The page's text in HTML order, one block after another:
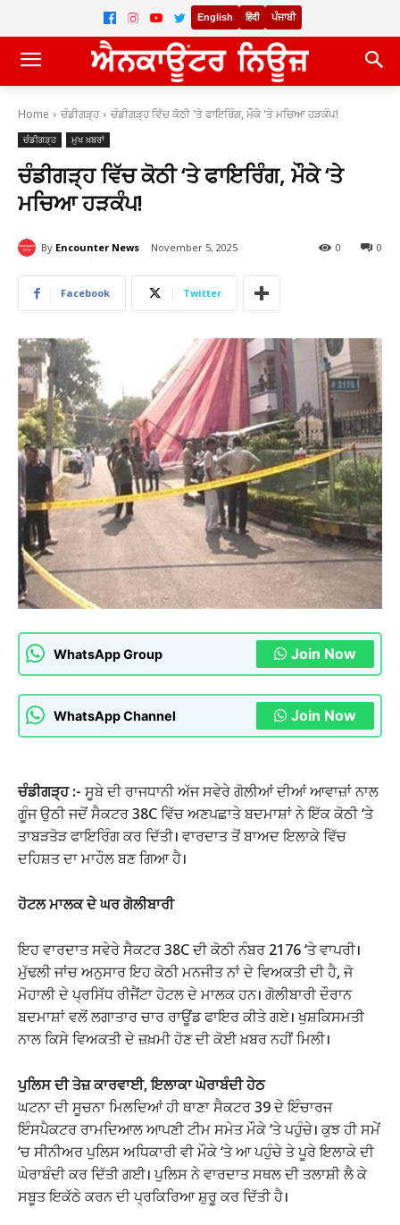
English हिंदी ਪੰਜਾਬੀ
Home ਚੰਡੀਗੜ੍ਹ ਚੰਡੀਗੜ੍ਹ ਵਿੱਚ ਕੋਠੀ 'ਤੇ ਫਾਇਰਿੰਗ, ਮੌਕੇ 'ਤੇ ਮਚਿਆ ਹੜਕੰਪ!
ਚੰਡੀਗੜ੍ਹ ਮੁਖ ਖ਼ਬਰਾਂ
ਚੰਡੀਗੜ੍ਹ ਵਿੱਚ ਕੋਠੀ ‘ਤੇ ਫਾਇਰਿੰਗ, ਮੌਕੇ ‘ਤੇ
ਮਚਿਆ ਹੜਕੰਪ!
By Encounter News November 5, 2025 0
0
Facebook Twitter
WhatsApp Group Join Now
WhatsApp Channel Join Now
ਚੰਡੀਗੜ੍ਹ :- ਸੂਬੇ ਦੀ ਰਾਜਧਾਨੀ ਅੱਜ ਸਵੇਰੇ ਗੋਲੀਆਂ ਦੀਆਂ ਆਵਾਜ਼ਾਂ ਨਾਲ
ਗੂੰਜ ਉਠੀ ਜਦੋਂ ਸੈਕਟਰ 38C ਵਿੱਚ ਅਣਪਛਾਤੇ ਬਦਮਾਸ਼ਾਂ ਨੇ ਇੱਕ ਕੋਠੀ ‘ਤੇ
ਤਾਬੜਤੋੜ ਫਾਇਰਿੰਗ ਕਰ ਦਿੱਤੀ। ਵਾਰਦਾਤ ਤੋਂ ਬਾਅਦ ਇਲਾਕੇ ਵਿੱਚ
ਦਹਿਸ਼ਤ ਦਾ ਮਾਹੌਲ ਬਣ ਗਿਆ ਹੈ।
ਹੋਟਲ ਮਾਲਕ ਦੇ ਘਰ ਗੋਲੀਬਾਰੀ
ਇਹ ਵਾਰਦਾਤ ਸਵੇਰੇ ਸੈਕਟਰ 38C ਦੀ ਕੋਠੀ ਨੰਬਰ 2176 ‘ਤੇ ਵਾਪਰੀ।
ਮੁੱਢਲੀ ਜਾਂਚ ਅਨੁਸਾਰ ਇਹ ਕੋਠੀ ਮਨਜੀਤ ਨਾਂ ਦੇ ਵਿਅਕਤੀ ਦੀ ਹੈ, ਜੋ
ਮੋਹਾਲੀ ਦੇ ਪ੍ਰਸਿੱਧ ਰੀਜੈਂਟਾ ਹੋਟਲ ਦੇ ਮਾਲਕ ਹਨ। ਗੋਲੀਬਾਰੀ ਦੌਰਾਨ
ਬਦਮਾਸ਼ਾਂ ਵਲੋਂ ਲਗਾਤਾਰ ਚਾਰ ਰਾਊਂਡ ਫਾਇਰ ਕੀਤੇ ਗਏ। ਖੁਸ਼ਕਿਸਮਤੀ
ਨਾਲ ਕਿਸੇ ਵਿਅਕਤੀ ਦੇ ਜ਼ਖ਼ਮੀ ਹੋਣ ਦੀ ਕੋਈ ਖ਼ਬਰ ਨਹੀਂ ਮਿਲੀ।
ਪੁਲਿਸ ਦੀ ਤੇਜ਼ ਕਾਰਵਾਈ, ਇਲਾਕਾ ਘੇਰਾਬੰਦੀ ਹੇਠ
ਘਟਨਾ ਦੀ ਸੂਚਨਾ ਮਿਲਦਿਆਂ ਹੀ ਥਾਣਾ ਸੈਕਟਰ 39 ਦੇ ਇੰਚਾਰਜ
ਇੰਸਪੈਕਟਰ ਰਾਮਦਿਆਲ ਆਪਣੀ ਟੀਮ ਸਮੇਤ ਮੌਕੇ ‘ਤੇ ਪਹੁੰਚੇ। ਕੁਝ ਹੀ ਸਮੇਂ
‘ਚ ਸੀਨੀਅਰ ਪੁਲਿਸ ਅਧਿਕਾਰੀ ਵੀ ਮੌਕੇ ‘ਤੇ ਆ ਪਹੁੰਚੇ ਤੇ ਪੂਰੇ ਇਲਾਕੇ ਦੀ
ਘੇਰਾਬੰਦੀ ਕਰ ਦਿੱਤੀ ਗਈ। ਪੁਲਿਸ ਨੇ ਵਾਰਦਾਤ ਸਥਲ ਦੀ ਤਲਾਸ਼ੀ ਲੈ ਕੇ
ਸਬੂਤ ਇਕੱਠੇ ਕਰਨ ਦੀ ਪ੍ਰਕਿਰਿਆ ਸ਼ੁਰੂ ਕਰ ਦਿੱਤੀ ਹੈ।